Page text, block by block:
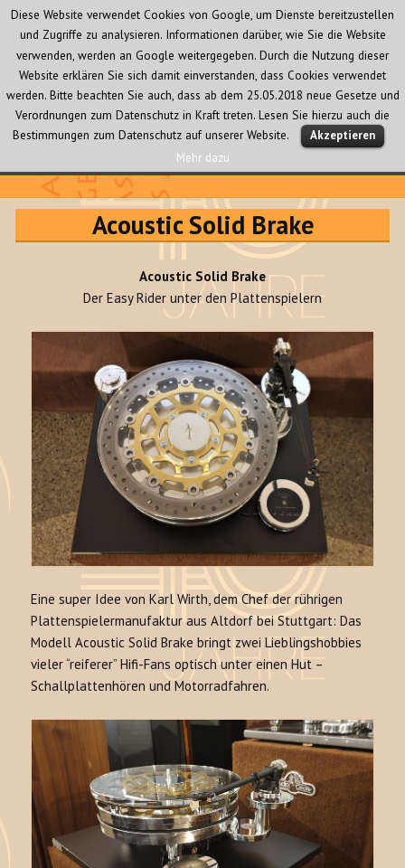
Audio Creativ
MENÜ
UND
Acoustic Solid Brake
Acoustic Solid Brake
Der Easy Rider unter den Plattenspielern
Eine super Idee von Karl Wirth, dem Chef der rührigen
Plattenspielermanufaktur aus Altdorf bei Stuttgart: Das
Modell Acoustic Solid Brake bringt zwei Lieblingshobbies
vieler “reiferer” Hifi-Fans optisch unter einen Hut –
Schallplattenhören und Motorradfahren.
Diese Website verwendet Cookies von Google, um Dienste bereitzustellen
und Zugriffe zu analysieren. Informationen darüber, wie Sie die Website
verwenden, werden an Google weitergegeben. Durch die Nutzung dieser
Website erklären Sie sich damit einverstanden, dass Cookies verwendet
werden. Bitte beachten Sie auch, dass ab dem 25.05.2018 neue Gesetze und
Verordnungen zum Datenschutz in Kraft treten. Lesen Sie hierzu auch die
Bestimmungen zum Datenschutz auf unserer Website.
Akzeptieren
Mehr dazu